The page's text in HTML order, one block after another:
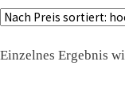
Einzelnes Ergebnis